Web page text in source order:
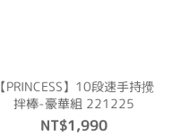
【PRINCESS】10段速手持攪
拌棒-豪華組 221225
NT$1,990